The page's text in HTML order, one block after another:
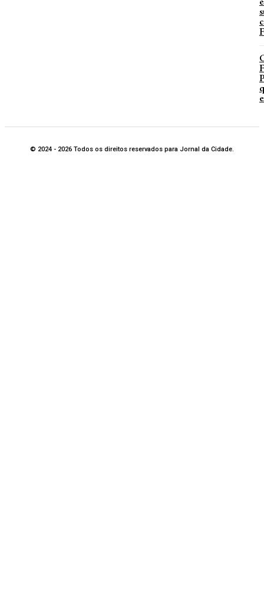
© 2024 - 2026 Todos os direitos reservados para Jornal da Cidade.